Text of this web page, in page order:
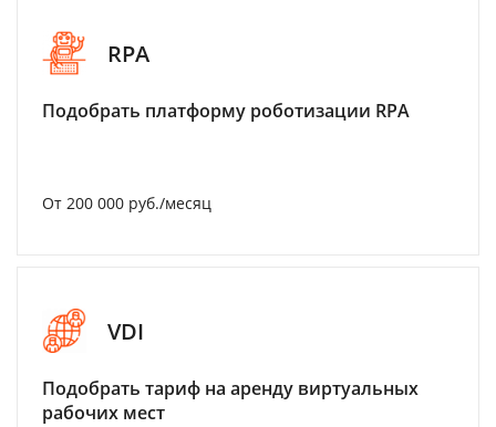
RPA
Подобрать платформу роботизации RPA
От 200 000 руб./месяц
VDI
Подобрать тариф на аренду виртуальных
рабочих мест